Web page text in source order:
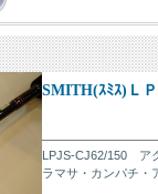
SMITH(ｽﾐｽ)Ｌ
LPJS-CJ62/150 ア
ラマサ・カンパチ